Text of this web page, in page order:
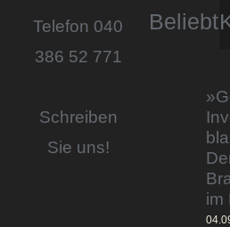
Telefon 040
386 52 771
Schreiben
Sie uns!
Beliebt
im